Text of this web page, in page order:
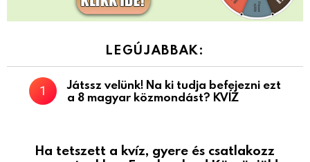
LEGÚJABBAK:
Játssz velünk! Na ki tudja befejezni ezt
a 8 magyar közmondást? KVÍZ
Ha tetszett a kvíz, gyere és csatlakozz